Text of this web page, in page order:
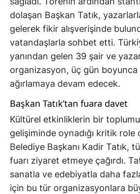
dolaşan Başkan Tatık,
gelerek fikir alışverişinde
vatandaşlarla sohbet etti.
yanından gelen 39 şair ve
organizasyon, üç gün
ağırlamaya devam edecek.
Başkan Tatık’tan fuara davet
Kültürel etkinliklerin bir
gelişiminde oynadığı kritik role
Belediye Başkanı Kadir Tatık,
fuarı ziyaret etmeye çağırdı.
sanatla ve edebiyatla daha
için bu tür organizasyonlara